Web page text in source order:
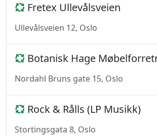
Fretex Ullevålsveien
Ullevålsveien 12, Oslo
Botanisk Hage
Nordahl Bruns gate 15, Oslo
Rock & Rålls (LP Musikk)
Stortingsgata 8, Oslo